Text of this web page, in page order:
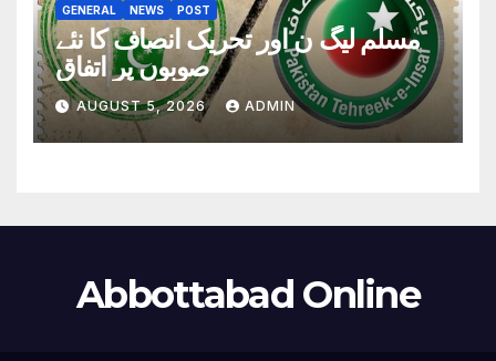
GENERAL NEWS POST
مسلم لیگ ن اور تحریک انصاف کا نئے
صوبوں پر اتفاق
AUGUST 5, 2026 ADMIN
Abbottabad Online